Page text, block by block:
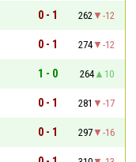
0 - 1 262
-12
0 - 1 274
-12
1 - 0 264
10
0 - 1 281
-17
0 - 1 297
-16